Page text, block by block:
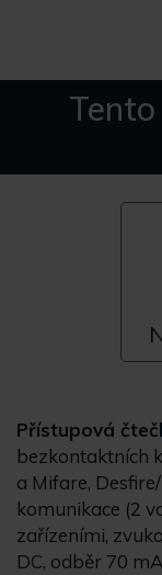
Přístupová
bezkontaktních
a Mifare,
komunikace (2
zařízeními,
DC, odběr 70